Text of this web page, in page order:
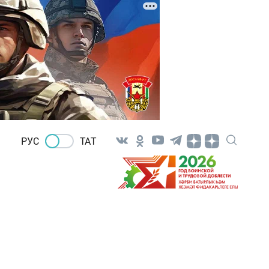
РУС ТАТ